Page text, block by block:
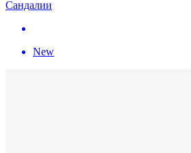
Сандалии
New